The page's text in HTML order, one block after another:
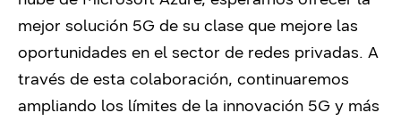
mejor solución 5G de su clase que mejore las
oportunidades en el sector de redes privadas. A
través de esta colaboración, continuaremos
ampliando los límites de la innovación 5G y más